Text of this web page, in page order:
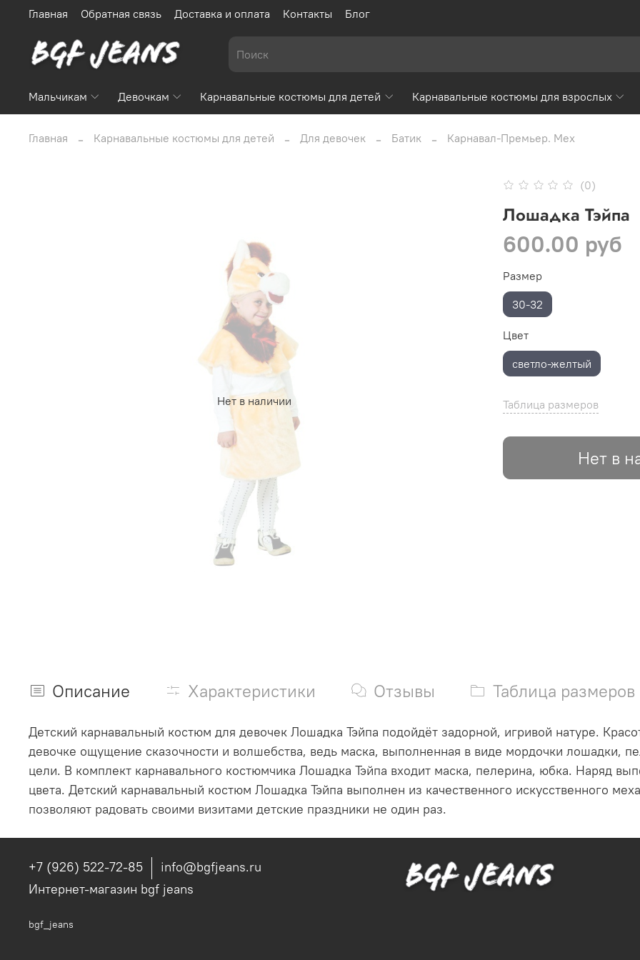
Главная Обратная связь Доставка и оплата Контакты Блог
Мальчикам Девочкам Карнавальные костюмы для детей Карнавальные костюмы для взрослых
Главная Карнавальные костюмы для детей Для девочек Батик Карнавал-Премьер. Мех
Нет в наличии
(0)
Лошадка Тэйпа
600.00 руб
Таблица размеров
Нет в
Размер
30-32
Цвет
светло-желтый
Описание Характеристики Отзывы Таблица размеров
Детский карнавальный костюм для девочек Лошадка Тэйпа подойдёт задорной, игривой натуре.
девочке ощущение сказочности и волшебства, ведь маска, выполненная в виде мордочки лошадки,
цели. В комплект карнавального костюмчика Лошадка Тэйпа входит маска, пелерина, юбка. Наряд
цвета. Детский карнавальный костюм Лошадка Тэйпа выполнен из качественного искусственного
позволяют радовать своими визитами детские праздники не один раз.
+7 (926) 522-72-85
info@bgfjeans.ru
Интернет-магазин bgf jeans
bgf_jeans